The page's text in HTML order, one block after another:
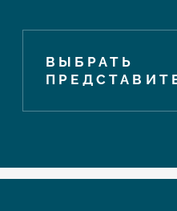
ВЫБРАТЬ